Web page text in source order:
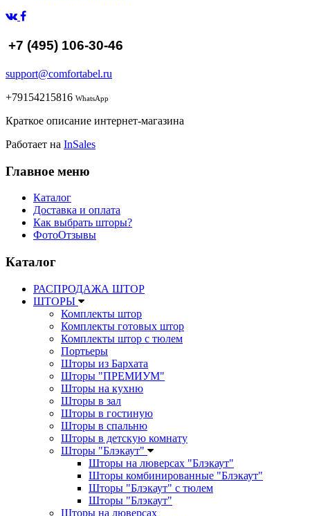
+7 (495) 106-30-46
support@comfortabel.ru
+79154215816 WhatsApp
Краткое описание интернет-магазина
Работает на InSales
Главное меню
Каталог
Доставка и оплата
Как выбрать шторы?
ФотоОтзывы
Каталог
РАСПРОДАЖА ШТОР
ШТОРЫ
Комплекты штор
Комплекты готовых штор
Комплекты штор с тюлем
Портьеры
Шторы из Бархата
Шторы "ПРЕМИУМ"
Шторы на кухню
Шторы в зал
Шторы в гостиную
Шторы в спальню
Шторы в детскую комнату
Шторы "Блэкаут"
Шторы на люверсах "Блэкаут"
Шторы комбинированные "Блэкаут"
Шторы "Блэкаут" с тюлем
Шторы "Блэкаут"
Шторы на люверсах